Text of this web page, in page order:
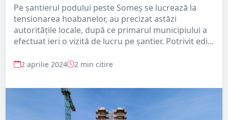
Pe șantierul podului peste Someș se lucrează la
tensionarea hoabanelor, au precizat astăzi
autoritățile locale, după ce primarul municipiului a
efectuat ieri o vizită de lucru pe șantier. Potrivit edi...
2 aprilie 2024 2 min citire